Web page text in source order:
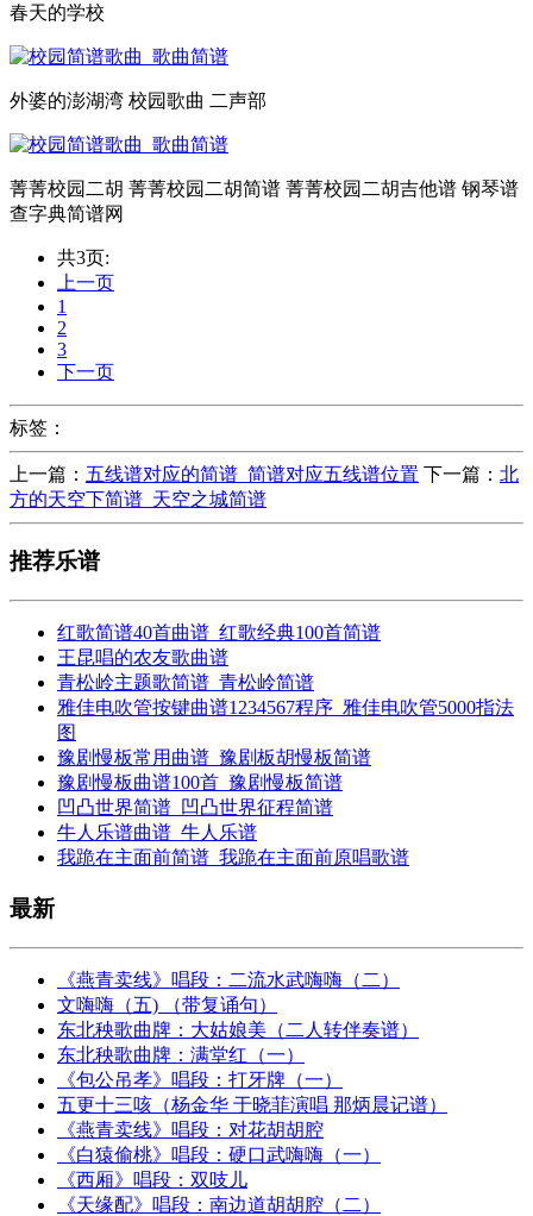
春天的学校
外婆的澎湖湾 校园歌曲 二声部
菁菁校园二胡 菁菁校园二胡简谱 菁菁校园二胡吉他谱 钢琴谱
查字典简谱网
共3页:
上一页
1
2
3
下一页
标签：
上一篇： 五线谱对应的简谱_简谱对应五线谱位置 下一篇： 北
方的天空下简谱_天空之城简谱
推荐乐谱
红歌简谱40首曲谱_红歌经典100首简谱
王昆唱的农友歌曲谱
青松岭主题歌简谱_青松岭简谱
雅佳电吹管按键曲谱1234567程序_雅佳电吹管5000指法
图
豫剧慢板常用曲谱_豫剧板胡慢板简谱
豫剧慢板曲谱100首_豫剧慢板简谱
凹凸世界简谱_凹凸世界征程简谱
牛人乐谱曲谱_牛人乐谱
我跪在主面前简谱_我跪在主面前原唱歌谱
最新
《燕青卖线》唱段：二流水武嗨嗨（二）
文嗨嗨（五) （带复诵句）
东北秧歌曲牌：大姑娘美（二人转伴奏谱）
东北秧歌曲牌：满堂红（一）
《包公吊孝》唱段：打牙牌（一）
五更十三咳（杨金华 于晓菲演唱 那炳晨记谱）
《燕青卖线》唱段：对花胡胡腔
《白猿偷桃》唱段：硬口武嗨嗨（一）
《西厢》唱段：双吱儿
《天缘配》唱段：南边道胡胡腔（二）